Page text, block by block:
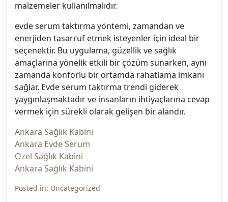
malzemeler kullanılmalıdır.
evde serum taktırma yöntemi, zamandan ve
enerjiden tasarruf etmek isteyenler için ideal bir
seçenektir. Bu uygulama, güzellik ve sağlık
amaçlarına yönelik etkili bir çözüm sunarken, aynı
zamanda konforlu bir ortamda rahatlama imkanı
sağlar. Evde serum taktırma trendi giderek
yaygınlaşmaktadır ve insanların ihtiyaçlarına cevap
vermek için sürekli olarak gelişen bir alandır.
Ankara Sağlık Kabini
Ankara Evde Serum
Özel Sağlık Kabini
Ankara Sağlık Kabini
Posted in: Uncategorized